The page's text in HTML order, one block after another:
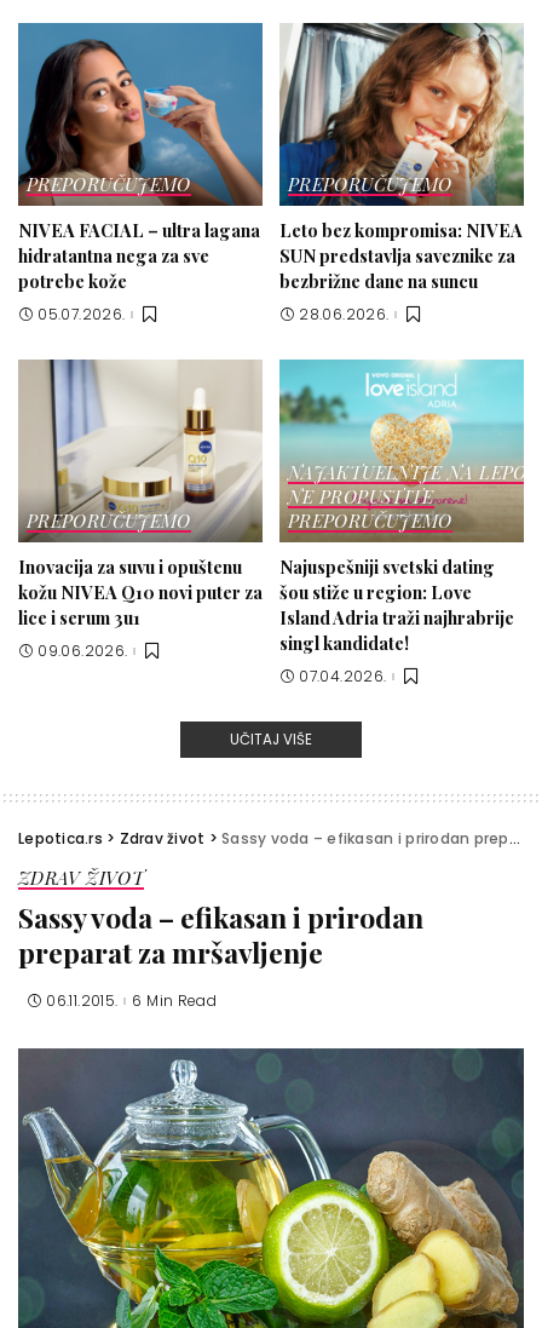
PREPORUČUJEMO
NIVEA FACIAL – ultra lagana
hidratantna nega za sve
potrebe kože
05.07.2026.
PREPORUČUJEMO
Leto bez kompromisa: NIVEA
SUN predstavlja saveznike za
bezbrižne dane na suncu
28.06.2026.
PREPORUČUJEMO
Inovacija za suvu i opuštenu
kožu NIVEA Q10 novi puter za
lice i serum 3u1
09.06.2026.
NAJAKTUELNIJE NA
NE PROPUSTITE
PREPORUČUJEMO
Najuspešniji svetski dating
šou stiže u region: Love
Island Adria traži najhrabrije
singl kandidate!
07.04.2026.
UČITAJ VIŠE
Lepotica.rs > Zdrav život >Sassy voda – efikasan i prirodan preparat za mršavljenje
ZDRAV ŽIVOT
Sassy voda – efikasan i prirodan
preparat za mršavljenje
06.11.2015. 6 Min Read